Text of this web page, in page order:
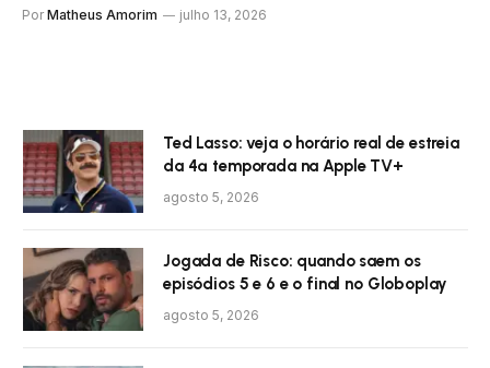
Por Matheus Amorim julho 13, 2026
Ted Lasso: veja o horário real de estreia
da 4ª temporada na Apple TV+
agosto 5, 2026
Jogada de Risco: quando saem os
episódios 5 e 6 e o final no Globoplay
agosto 5, 2026